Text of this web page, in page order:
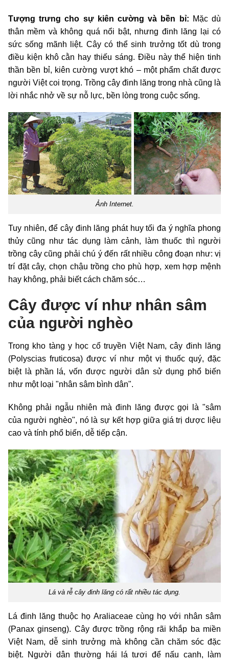
Tượng trưng cho sự kiên cường và bền bỉ: Mặc dù
thân mềm và không quá nổi bật, nhưng đinh lăng lại có
sức sống mãnh liệt. Cây có thể sinh trưởng tốt dù trong
điều kiện khô cằn hay thiếu sáng. Điều này thể hiện tinh
thần bền bỉ, kiên cường vượt khó – một phẩm chất được
người Việt coi trọng. Trồng cây đinh lăng trong nhà cũng là
lời nhắc nhở về sự nỗ lực, bền lòng trong cuộc sống.
Ảnh Internet.
Tuy nhiên, để cây đinh lăng phát huy tối đa ý nghĩa phong
thủy cũng như tác dụng làm cảnh, làm thuốc thì người
trồng cây cũng phải chú ý đến rất nhiều công đoạn như: vị
trí đặt cây, chọn chậu trồng cho phù hợp, xem hợp mệnh
hay không, phải biết cách chăm sóc…
Cây được ví như nhân sâm
của người nghèo
Trong kho tàng y học cổ truyền Việt Nam, cây đinh lăng
(Polyscias fruticosa) được ví như một vị thuốc quý, đặc
biệt là phần lá, vốn được người dân sử dụng phổ biến
như một loại "nhân sâm bình dân".
Không phải ngẫu nhiên mà đinh lăng được gọi là "sâm
của người nghèo", nó là sự kết hợp giữa giá trị dược liệu
cao và tính phổ biến, dễ tiếp cận.
Lá và rễ cây đinh lăng có rất nhiều tác dụng.
Lá đinh lăng thuộc họ Araliaceae cùng họ với nhân sâm
(Panax ginseng). Cây được trồng rộng rãi khắp ba miền
Việt Nam, dễ sinh trưởng mà không cần chăm sóc đặc
biệt. Người dân thường hái lá tươi để nấu canh, làm